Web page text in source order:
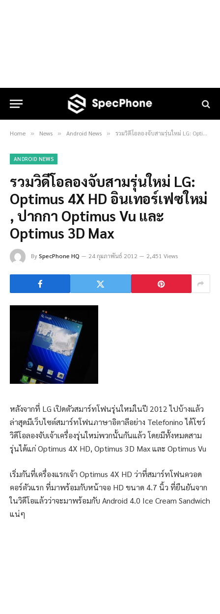
Home » News » Android News » รวมวิดีโอลองจับสามรุ่นใหม่ LG: Optimus 4X HD อินเทอร์เฟซใหม่ , ปากกา Optimus Vu และ Optimus 3D Max
ANDROID NEWS
รวมวิดีโอลองจับสามรุ่นใหม่ LG:
Optimus 4X HD อินเทอร์เฟซใหม่
, ปากกา Optimus Vu และ
Optimus 3D Max
BySpecPhone HQ 24 กุมภาพันธ์ 2012 2,451 Views
หลังจากที่ LG เปิดตัวสมาร์ทโฟนรุ่นใหม่ในปี 2012 ไปบ้างแล้ว
ล่าสุดมีเว็บไซต์สมาร์ทโฟนภาษาอิตาลีอย่าง Telefonino ได้โชว์
วิดีโอลองจับเจ้าเครื่องรุ่นใหม่พวกนั้นกันแล้ว โดยมีทั้งหมดสาม
รุ่นได้แก่ Optimus 4X HD, Optimus 3D Max และ Optimus Vu
เริ่มกันที่เครื่องแรกเจ้า Optimus 4X HD ว่าที่สมาร์ทโฟนควอด
คอร์ตัวแรก ที่มาพร้อมกับหน้าจอ HD ขนาด 4.7 นิ้ว ที่ยืนยันจาก
ในวิดีโอแล้วว่าจะมาพร้อมกับ Android 4.0 Ice Cream Sandwich
แน่ๆ